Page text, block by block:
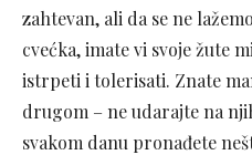
zahtevan, ali da se ne
cvećka, imate vi svoje žute
istrpeti i tolerisati. Znate
drugom – ne udarajte na
svakom danu pronađete